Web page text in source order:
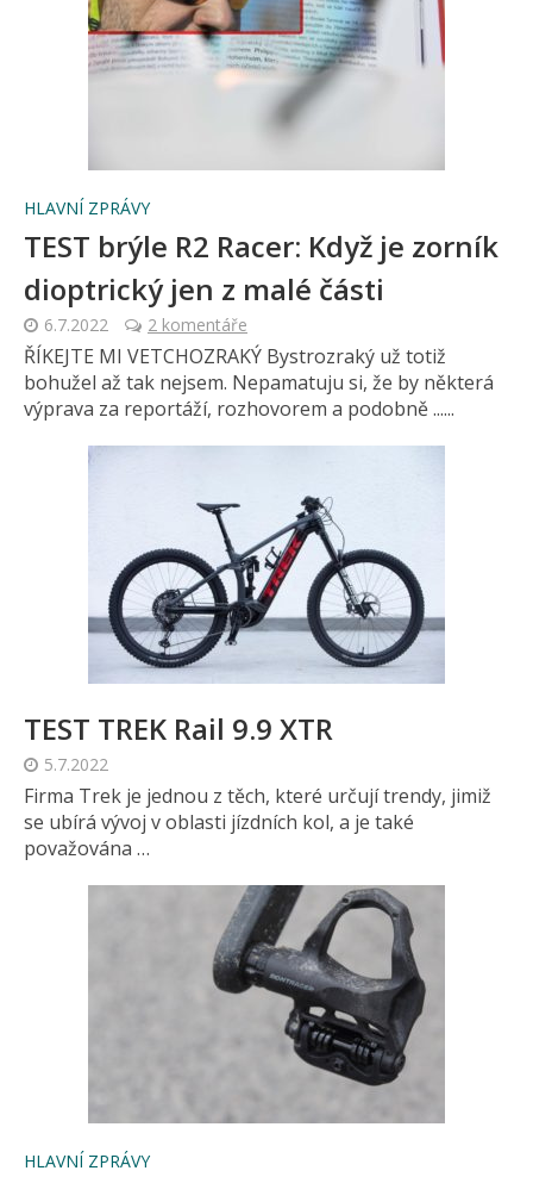
HLAVNÍ ZPRÁVY
TEST brýle R2 Racer: Když je zorník
dioptrický jen z malé části
6.7.2022 2 komentáře
ŘÍKEJTE MI VETCHOZRAKÝ Bystrozraký už totiž
bohužel až tak nejsem. Nepamatuju si, že by některá
výprava za reportáží, rozhovorem a podobně ......
TEST TREK Rail 9.9 XTR
5.7.2022
Firma Trek je jednou z těch, které určují trendy, jimiž
se ubírá vývoj v oblasti jízdních kol, a je také
považována …
HLAVNÍ ZPRÁVY